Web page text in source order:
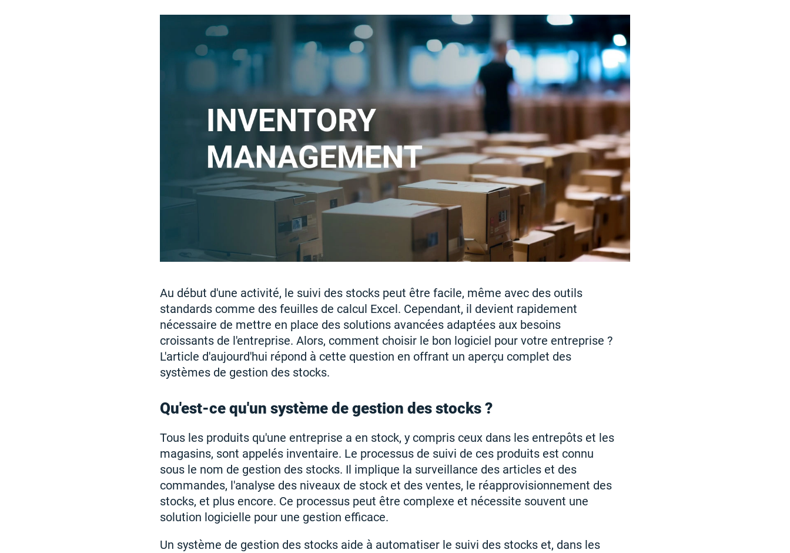
Au début d'une activité, le suivi des stocks peut être facile, même avec des outils
standards comme des feuilles de calcul Excel. Cependant, il devient rapidement
nécessaire de mettre en place des solutions avancées adaptées aux besoins
croissants de l'entreprise. Alors, comment choisir le bon logiciel pour votre entreprise ?
L'article d'aujourd'hui répond à cette question en offrant un aperçu complet des
systèmes de gestion des stocks.
Qu'est-ce qu'un système de gestion des stocks ?
Tous les produits qu'une entreprise a en stock, y compris ceux dans les entrepôts et les
magasins, sont appelés inventaire. Le processus de suivi de ces produits est connu
sous le nom de gestion des stocks. Il implique la surveillance des articles et des
commandes, l'analyse des niveaux de stock et des ventes, le réapprovisionnement des
stocks, et plus encore. Ce processus peut être complexe et nécessite souvent une
solution logicielle pour une gestion efficace.
Un système de gestion des stocks aide à automatiser le suivi des stocks et, dans les